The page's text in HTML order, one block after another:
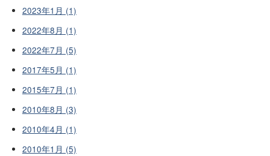
2023年1月 (1)
2022年8月 (1)
2022年7月 (5)
2017年5月 (1)
2015年7月 (1)
2010年8月 (3)
2010年4月 (1)
2010年1月 (5)